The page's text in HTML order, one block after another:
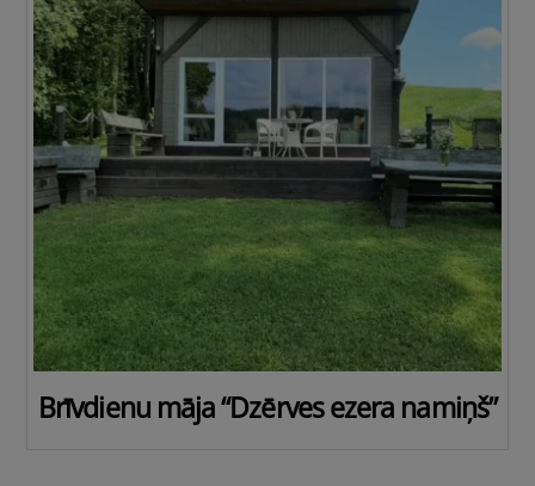
Brīvdienu māja “Dzērves ezera namiņš”